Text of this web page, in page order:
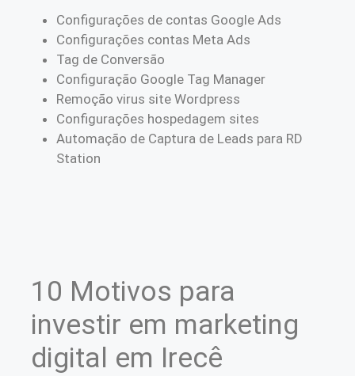
Configurações de contas Google Ads
Configurações contas Meta Ads
Tag de Conversão
Configuração Google Tag Manager
Remoção virus site Wordpress
Configurações hospedagem sites
Automação de Captura de Leads para RD
Station
10 Motivos para
investir em marketing
digital em Irecê